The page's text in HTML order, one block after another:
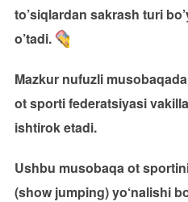
to’siqlardan sakrash turi
o’tadi.
Mazkur nufuzli
ot sporti federatsiyasi
ishtirok etadi.
Ushbu musobaqa ot
(show jumping) yo‘nalishi